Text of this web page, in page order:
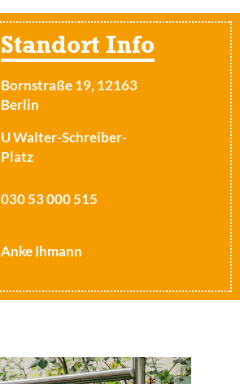
Standort Info
Bornstraße 19, 12163
Berlin
U Walter-Schreiber-
Platz
030 53 000 515
Anke Ihmann